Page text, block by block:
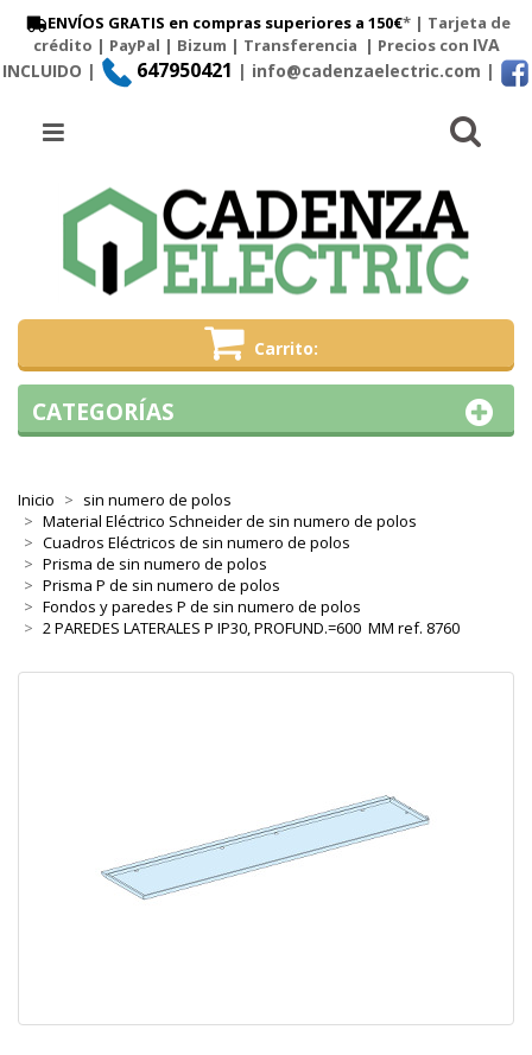
ENVÍOS GRATIS en compras superiores a 150€* | Tarjeta de
crédito | PayPal | Bizum | Transferencia | Precios con IVA
INCLUIDO |
647950421 | info@cadenzaelectric.com |
Carrito
Menú
Inicio
sin numero de polos
Material Eléctrico Schneider de sin numero de polos
Cuadros Eléctricos de sin numero de polos
Prisma de sin numero de polos
Prisma P de sin numero de polos
Fondos y paredes P de sin numero de polos
2 PAREDES LATERALES P IP30, PROFUND.=600 MM ref. 8760
CATEGORÍAS